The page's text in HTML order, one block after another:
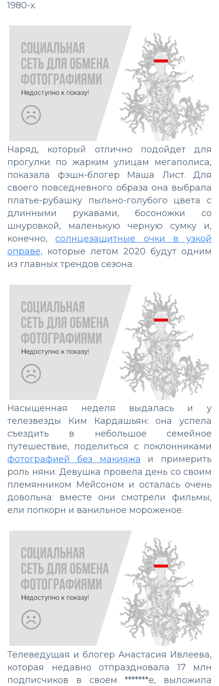
1980-х.
Наряд, который отлично подойдет для
прогулки по жарким улицам мегаполиса,
показала фэшн-блогер Маша Лист. Для
своего повседневного образа она выбрала
платье-рубашку пыльно-голубого цвета с
длинными рукавами, босоножки со
шнуровкой, маленькую черную сумку и,
конечно,солнцезащитные очки в узкой
оправе, которые летом 2020 будут одним
из главных трендов сезона.
Насыщенная неделя выдалась и у
телезвезды Ким Кардашьян: она успела
съездить в небольшое семейное
путешествие, поделиться с поклонниками
фотографией без макияжа и примерить
роль няни. Девушка провела день со своим
племянником Мейсоном и осталась очень
довольна: вместе они смотрели фильмы,
ели попкорн и ванильное мороженое.
Телеведущая и блогер Анастасия Ивлеева,
которая недавно отпраздновала 17 млн
подписчиков в своем *******е, выложила